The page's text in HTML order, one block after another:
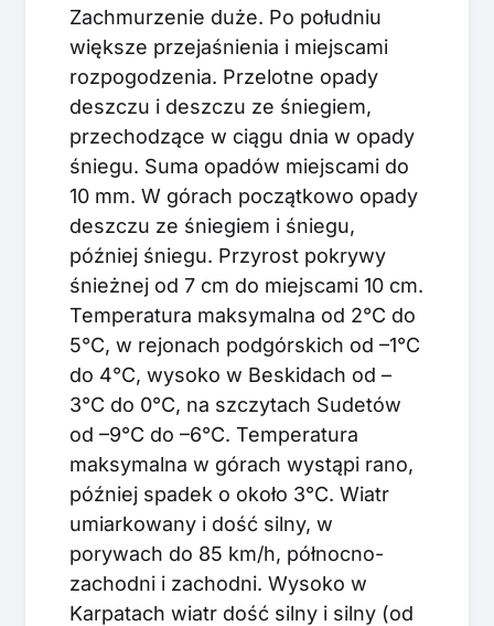
Zachmurzenie duże. Po południu
większe przejaśnienia i miejscami
rozpogodzenia. Przelotne opady
deszczu i deszczu ze śniegiem,
przechodzące w ciągu dnia w opady
śniegu. Suma opadów miejscami do
10 mm. W górach początkowo opady
deszczu ze śniegiem i śniegu,
później śniegu. Przyrost pokrywy
śnieżnej od 7 cm do miejscami 10 cm.
Temperatura maksymalna od 2°C do
5°C, w rejonach podgórskich od –1°C
do 4°C, wysoko w Beskidach od –
3°C do 0°C, na szczytach Sudetów
od –9°C do –6°C. Temperatura
maksymalna w górach wystąpi rano,
później spadek o około 3°C. Wiatr
umiarkowany i dość silny, w
porywach do 85 km/h, północno-
zachodni i zachodni. Wysoko w
Karpatach wiatr dość silny i silny (od